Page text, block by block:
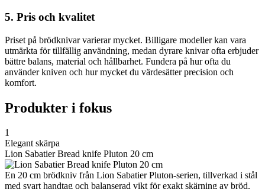
5. Pris och kvalitet
Priset på brödknivar varierar mycket. Billigare modeller kan vara
utmärkta för tillfällig användning, medan dyrare knivar ofta erbjuder
bättre balans, material och hållbarhet. Fundera på hur ofta du
använder kniven och hur mycket du värdesätter precision och
komfort.
Produkter i fokus
1
Elegant skärpa
Lion Sabatier Bread knife Pluton 20 cm
En 20 cm brödkniv från Lion Sabatier Pluton-serien, tillverkad i stål
med svart handtag och balanserad vikt för exakt skärning av bröd.